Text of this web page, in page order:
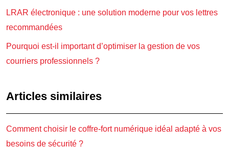
LRAR électronique : une solution moderne pour vos lettres
recommandées
Pourquoi est-il important d’optimiser la gestion de vos
courriers professionnels ?
Articles similaires
Comment choisir le coffre-fort numérique idéal adapté à vos
besoins de sécurité ?